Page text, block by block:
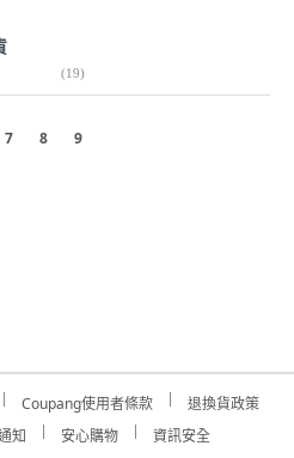
(19)
7 8 9
Coupang使用者條款
退換貨政策
知 安心購物 資訊安全